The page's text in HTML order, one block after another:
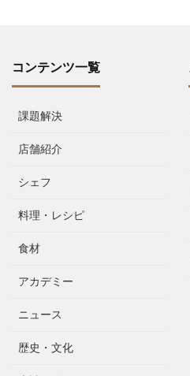
コンテンツ一覧
課題解決
店舗紹介
シェフ
料理・レシピ
食材
アカデミー
ニュース
歴史・文化